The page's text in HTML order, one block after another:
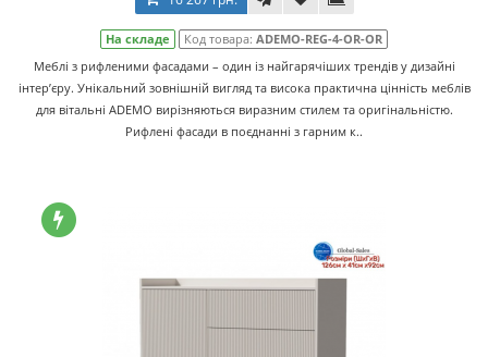
На складе Код товара: ADEMO-REG-4-OR-OR
Меблі з рифленими фасадами – один із найгарячіших трендів у дизайні
інтер’єру. Унікальний зовнішній вигляд та висока практична цінність меблів
для вітальні ADEMO вирізняються виразним стилем та оригінальністю.
Рифлені фасади в поєднанні з гарним к..